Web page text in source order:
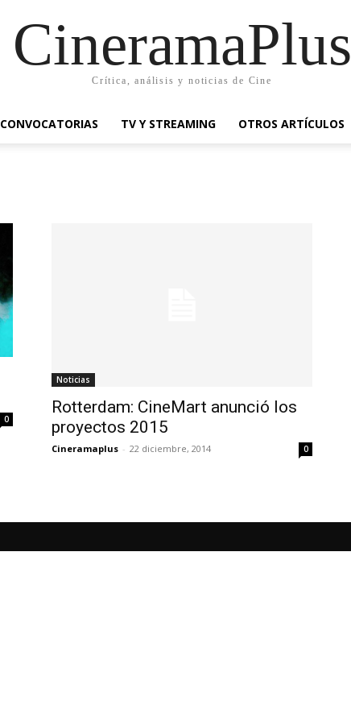
CineramaPlus
Crítica, análisis y noticias de Cine
CONVOCATORIAS TV Y STREAMING OTROS ARTÍCULOS
0
Noticias
Rotterdam: CineMart anunció los
proyectos 2015
Cineramaplus - 22 diciembre, 2014 0